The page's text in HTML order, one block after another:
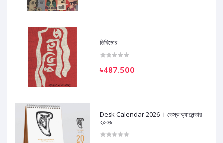
তিথিডোর
৳487.500
Desk Calendar 2026 । ডেস্ক ক্যালেন্ডার
২০২৬